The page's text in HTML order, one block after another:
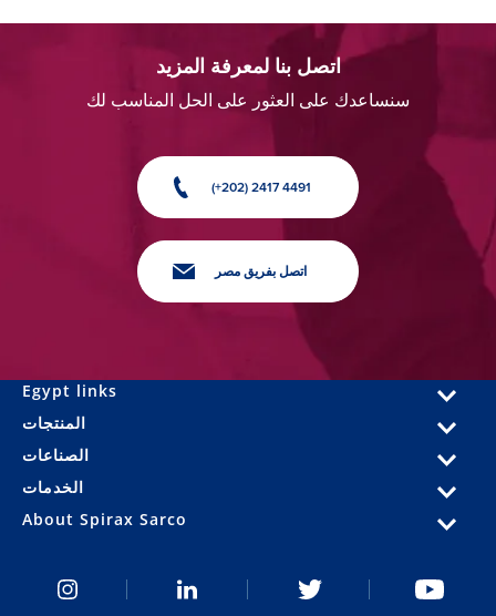
اتصل بنا لمعرفة المزيد
سنساعدك على العثور على الحل المناسب لك
(+202) 2417 4491
اتصل بفريق مصر
Egypt links
المنتجات
الصناعات
الخدمات
About Spirax Sarco